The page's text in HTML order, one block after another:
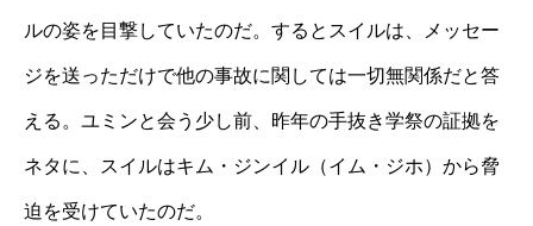
ルの姿を目撃していたのだ。するとスイルは、メッセー
ジを送っただけで他の事故に関しては一切無関係だと答
える。ユミンと会う少し前、昨年の手抜き学祭の証拠を
ネタに、スイルはキム・ジンイル（イム・ジホ）から脅
迫を受けていたのだ。